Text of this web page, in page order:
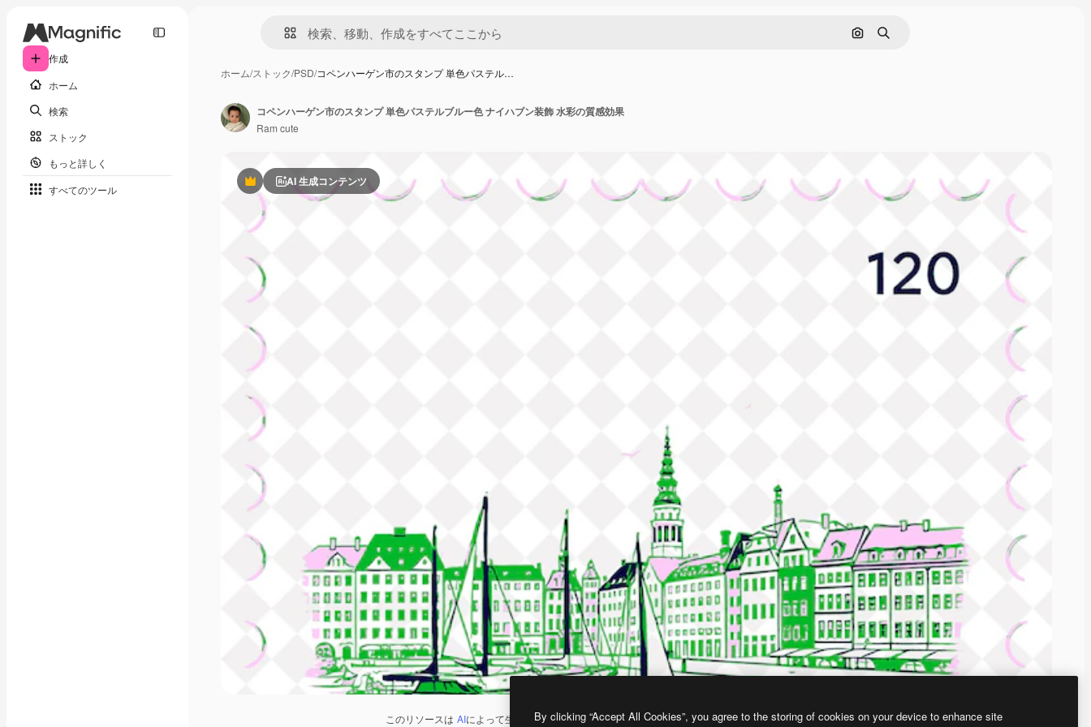
作成
ホーム
検索
ストック
もっと詳しく
すべてのツール
画像で検索
検索
ホーム/ストック/PSD/コペンハーゲン市のスタンプ 単色パステル…
PremiumAI 生成コンテンツ
このリソースは AIによって生成されたものです。 AI画像生成ツールを使うと、あなた独自の画像を作成できます。
コペンハーゲン市のスタンプ 単色パステルブルー色 ナイハブン装飾 水彩の質感効果
Ram cute
By clicking “Accept All Cookies”, you agree to the storing of cookies on your device to enhance site